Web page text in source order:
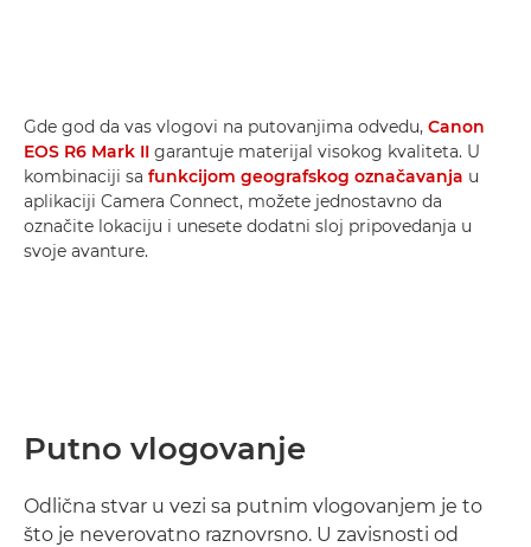
Gde god da vas vlogovi na putovanjima odvedu, Canon
EOS R6 Mark II garantuje materijal visokog kvaliteta. U
kombinaciji sa funkcijom geografskog označavanja u
aplikaciji Camera Connect, možete jednostavno da
označite lokaciju i unesete dodatni sloj pripovedanja u
svoje avanture.
Putno vlogovanje
Odlična stvar u vezi sa putnim vlogovanjem je to
što je neverovatno raznovrsno. U zavisnosti od